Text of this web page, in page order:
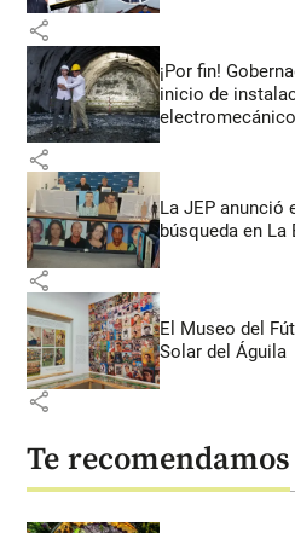
share
¡Por fin!
inicio de
share
La JEP anunció
búsqueda en
share
El Museo del
Solar del Águila
share
Te recomendamos